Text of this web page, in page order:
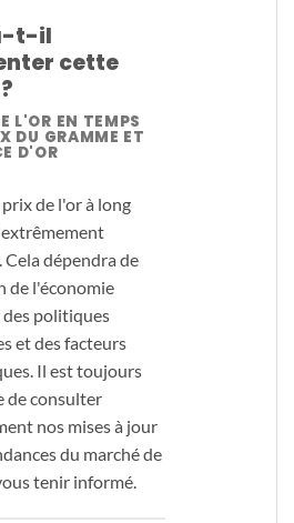
t-il
cette
L'OR EN TEMPS
DU GRAMME ET
D'OR
de l'or à long
Cela dépendra de
de l'économie
des politiques
et des facteurs
Il est toujours
de consulter
nos mises à jour
du marché de
tenir informé.